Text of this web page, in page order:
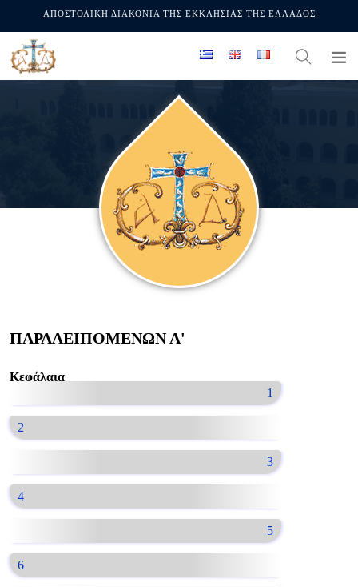
ΑΠΟΣΤΟΛΙΚΗ ΔΙΑΚΟΝΙΑ ΤΗΣ ΕΚΚΛΗΣΙΑΣ ΤΗΣ ΕΛΛΑΔΟΣ
ΠΑΡΑΛΕΙΠΟΜΕΝΩΝ Α'
Κεφάλαια
1
2
3
4
5
6